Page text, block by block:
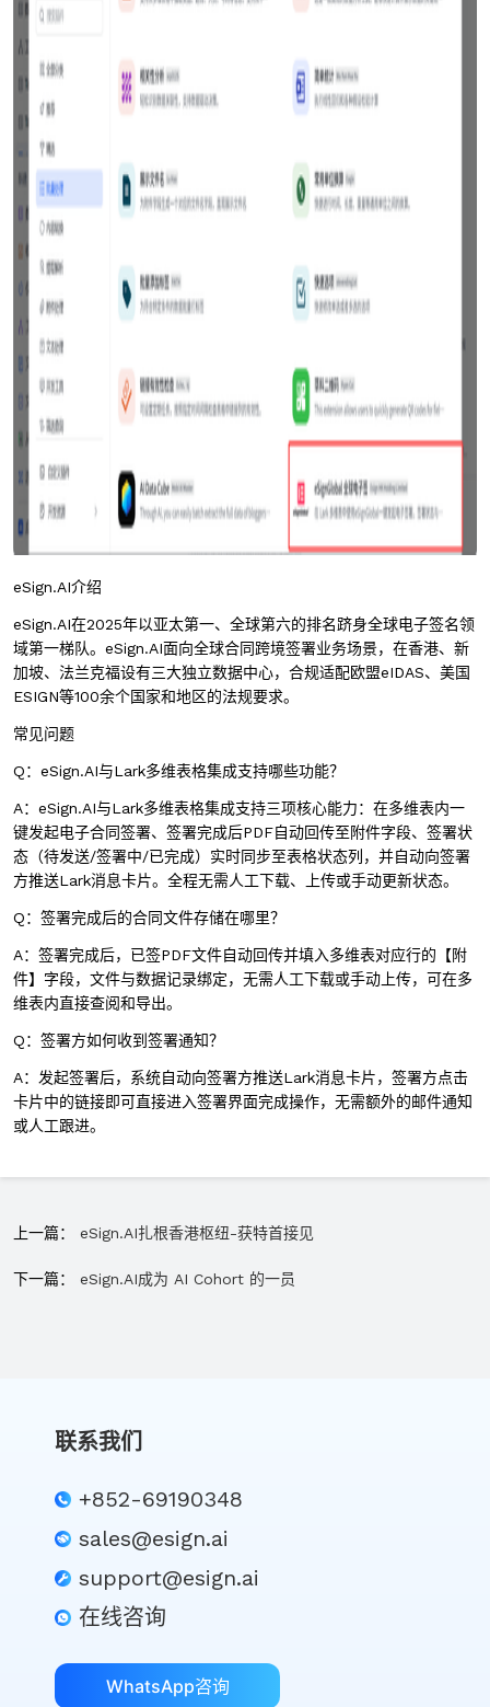
eSign.AI介绍
eSign.AI在2025年以亚太第一、全球第六的排名跻身全球电子签名领
域第一梯队。eSign.AI面向全球合同跨境签署业务场景，在香港、新
加坡、法兰克福设有三大独立数据中心，合规适配欧盟eIDAS、美国
ESIGN等100余个国家和地区的法规要求。
常见问题
Q：eSign.AI与Lark多维表格集成支持哪些功能？
A：eSign.AI与Lark多维表格集成支持三项核心能力：在多维表内一
键发起电子合同签署、签署完成后PDF自动回传至附件字段、签署状
态（待发送/签署中/已完成）实时同步至表格状态列，并自动向签署
方推送Lark消息卡片。全程无需人工下载、上传或手动更新状态。
Q：签署完成后的合同文件存储在哪里？
A：签署完成后，已签PDF文件自动回传并填入多维表对应行的【附
件】字段，文件与数据记录绑定，无需人工下载或手动上传，可在多
维表内直接查阅和导出。
Q：签署方如何收到签署通知？
A：发起签署后，系统自动向签署方推送Lark消息卡片，签署方点击
卡片中的链接即可直接进入签署界面完成操作，无需额外的邮件通知
或人工跟进。
上一篇： eSign.AI扎根香港枢纽-获特首接见
下一篇： eSign.AI成为 AI Cohort 的一员
联系我们
+852-69190348
sales@esign.ai
support@esign.ai
在线咨询
WhatsApp咨询